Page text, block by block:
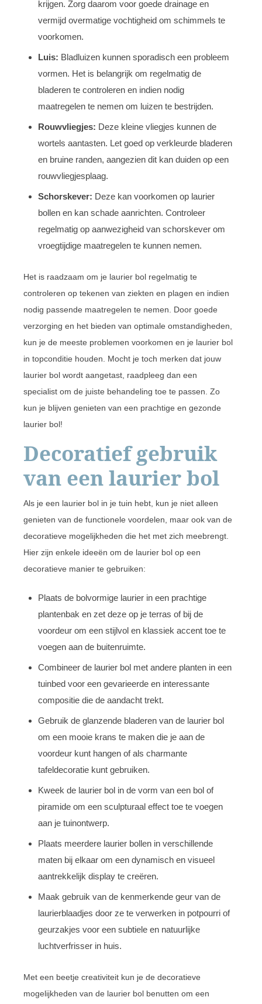
krijgen. Zorg daarom voor goede drainage en
vermijd overmatige vochtigheid om schimmels te
voorkomen.
Luis: Bladluizen kunnen sporadisch een probleem
vormen. Het is belangrijk om regelmatig de
bladeren te controleren en indien nodig
maatregelen te nemen om luizen te bestrijden.
Rouwvliegjes: Deze kleine vliegjes kunnen de
wortels aantasten. Let goed op verkleurde bladeren
en bruine randen, aangezien dit kan duiden op een
rouwvliegjesplaag.
Schorskever: Deze kan voorkomen op laurier
bollen en kan schade aanrichten. Controleer
regelmatig op aanwezigheid van schorskever om
vroegtijdige maatregelen te kunnen nemen.
Het is raadzaam om je laurier bol regelmatig te
controleren op tekenen van ziekten en plagen en indien
nodig passende maatregelen te nemen. Door goede
verzorging en het bieden van optimale omstandigheden,
kun je de meeste problemen voorkomen en je laurier bol
in topconditie houden. Mocht je toch merken dat jouw
laurier bol wordt aangetast, raadpleeg dan een
specialist om de juiste behandeling toe te passen. Zo
kun je blijven genieten van een prachtige en gezonde
laurier bol!
Decoratief gebruik
van een laurier bol
Als je een laurier bol in je tuin hebt, kun je niet alleen
genieten van de functionele voordelen, maar ook van de
decoratieve mogelijkheden die het met zich meebrengt.
Hier zijn enkele ideeën om de laurier bol op een
decoratieve manier te gebruiken:
Plaats de bolvormige laurier in een prachtige
plantenbak en zet deze op je terras of bij de
voordeur om een stijlvol en klassiek accent toe te
voegen aan de buitenruimte.
Combineer de laurier bol met andere planten in een
tuinbed voor een gevarieerde en interessante
compositie die de aandacht trekt.
Gebruik de glanzende bladeren van de laurier bol
om een mooie krans te maken die je aan de
voordeur kunt hangen of als charmante
tafeldecoratie kunt gebruiken.
Kweek de laurier bol in de vorm van een bol of
piramide om een sculpturaal effect toe te voegen
aan je tuinontwerp.
Plaats meerdere laurier bollen in verschillende
maten bij elkaar om een dynamisch en visueel
aantrekkelijk display te creëren.
Maak gebruik van de kenmerkende geur van de
laurierblaadjes door ze te verwerken in potpourri of
geurzakjes voor een subtiele en natuurlijke
luchtverfrisser in huis.
Met een beetje creativiteit kun je de decoratieve
mogelijkheden van de laurier bol benutten om een